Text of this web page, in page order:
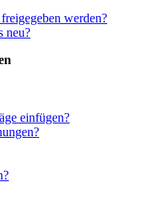
werden?
neu?
einfügen?